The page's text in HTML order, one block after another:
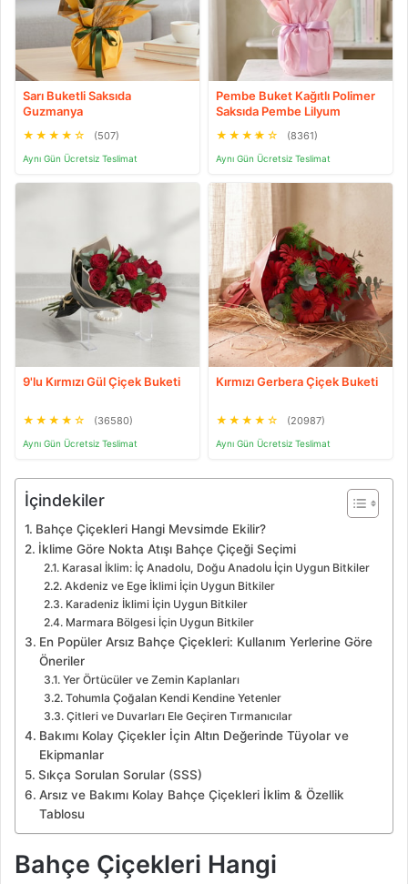
Sarı Buketli Saksıda
Guzmanya
★ ★ ★ ★ ☆ (507)
Aynı Gün Ücretsiz Teslimat
Pembe Buket Kağıtlı Polimer
Saksıda Pembe Lilyum
★ ★ ★ ★ ☆ (8361)
Aynı Gün Ücretsiz Teslimat
9'lu Kırmızı Gül Çiçek Buketi
★ ★ ★ ★ ☆ (36580)
Aynı Gün Ücretsiz Teslimat
Kırmızı Gerbera Çiçek Buketi
★ ★ ★ ★ ☆ (20987)
Aynı Gün Ücretsiz Teslimat
İçindekiler
Bahçe Çiçekleri Hangi Mevsimde Ekilir?
İklime Göre Nokta Atışı Bahçe Çiçeği Seçimi
Karasal İklim: İç Anadolu, Doğu Anadolu İçin Uygun Bitkiler
Akdeniz ve Ege İklimi İçin Uygun Bitkiler
Karadeniz İklimi İçin Uygun Bitkiler
Marmara Bölgesi İçin Uygun Bitkiler
En Popüler Arsız Bahçe Çiçekleri: Kullanım Yerlerine Göre
Öneriler
Yer Örtücüler ve Zemin Kaplanları
Tohumla Çoğalan Kendi Kendine Yetenler
Çitleri ve Duvarları Ele Geçiren Tırmanıcılar
Bakımı Kolay Çiçekler İçin Altın Değerinde Tüyolar ve
Ekipmanlar
Sıkça Sorulan Sorular (SSS)
Arsız ve Bakımı Kolay Bahçe Çiçekleri İklim & Özellik
Tablosu
Bahçe Çiçekleri Hangi